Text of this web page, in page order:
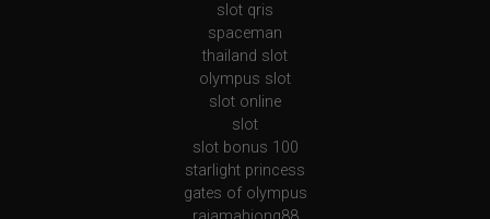
slot qris
spaceman
thailand slot
olympus slot
slot online
slot
slot bonus 100
starlight princess
gates of olympus